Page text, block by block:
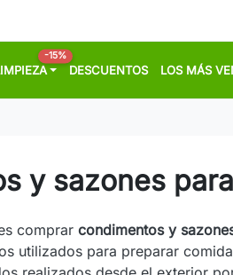
-15%
DESCUENTOS LOS MÁS
y sazones
comprar condimentos y
utilizados para preparar